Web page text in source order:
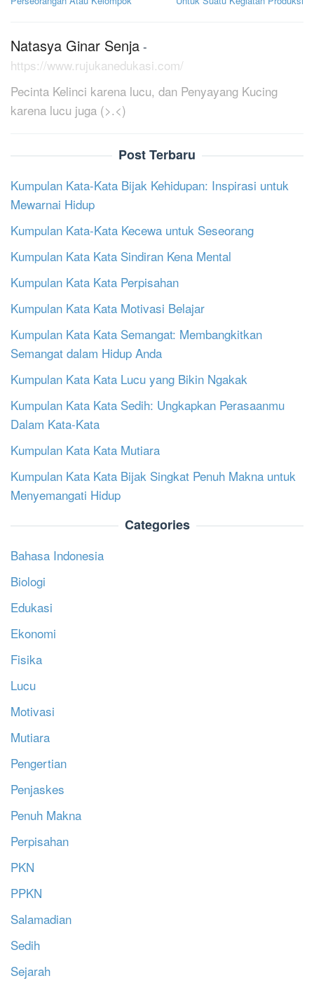
Natasya Ginar Senja -
https://www.rujukanedukasi.com/
Pecinta Kelinci karena lucu, dan Penyayang Kucing
karena lucu juga (>.<)
Post Terbaru
Kumpulan Kata-Kata Bijak Kehidupan: Inspirasi untuk
Mewarnai Hidup
Kumpulan Kata-Kata Kecewa untuk Seseorang
Kumpulan Kata Kata Sindiran Kena Mental
Kumpulan Kata Kata Perpisahan
Kumpulan Kata Kata Motivasi Belajar
Kumpulan Kata Kata Semangat: Membangkitkan
Semangat dalam Hidup Anda
Kumpulan Kata Kata Lucu yang Bikin Ngakak
Kumpulan Kata Kata Sedih: Ungkapkan Perasaanmu
Dalam Kata-Kata
Kumpulan Kata Kata Mutiara
Kumpulan Kata Kata Bijak Singkat Penuh Makna untuk
Menyemangati Hidup
Categories
Bahasa Indonesia
Biologi
Edukasi
Ekonomi
Fisika
Lucu
Motivasi
Mutiara
Pengertian
Penjaskes
Penuh Makna
Perpisahan
PKN
PPKN
Salamadian
Sedih
Sejarah